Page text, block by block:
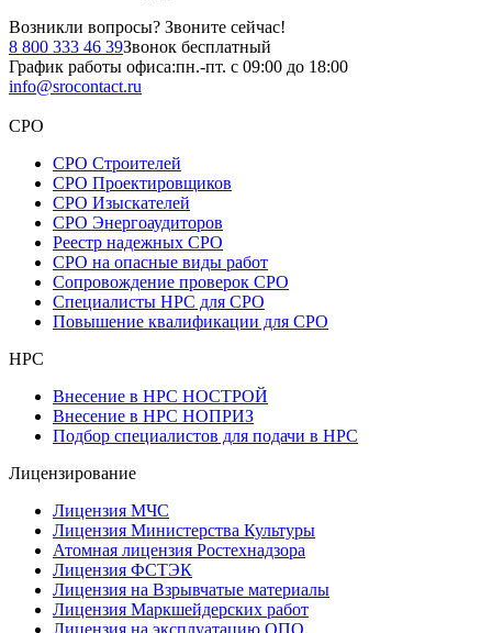
Возникли вопросы? Звоните сейчас!
8 800 333 46 39Звонок бесплатный
График работы офиса:пн.-пт. с 09:00 до 18:00
info@srocontact.ru
СРО
СРО Строителей
СРО Проектировщиков
СРО Изыскателей
СРО Энергоаудиторов
Реестр надежных СРО
СРО на опасные виды работ
Сопровождение проверок СРО
Специалисты НРС для СРО
Повышение квалификации для СРО
НРС
Внесение в НРС НОСТРОЙ
Внесение в НРС НОПРИЗ
Подбор специалистов для подачи в НРС
Лицензирование
Лицензия МЧС
Лицензия Министерства Культуры
Атомная лицензия Ростехнадзора
Лицензия ФСТЭК
Лицензия на Взрывчатые материалы
Лицензия Маркшейдерских работ
Лицензия на эксплуатацию ОПО